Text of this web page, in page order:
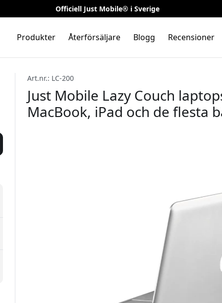
Officiell Just Mobile® i Sverige
Produkter Återförsäljare Blogg Recensioner
Art.nr.: LC-200
Just Mobile Lazy Couch
MacBook, iPad och de flesta